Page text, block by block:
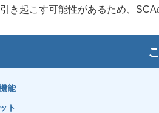
き起こす可能性があるため、SCA
能
ト